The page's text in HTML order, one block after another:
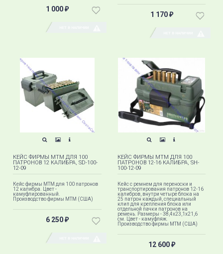
1 000 ₽
1 170 ₽
КЕЙС ФИРМЫ MTM ДЛЯ 100
ПАТРОНОВ 12 КАЛИБРА, SD-100-
12-09
Кейс фирмы MTM для 100 патронов
12 калибра. Цвет -
камуфлированный.
Производство фирмы МТМ (США)
6 250 ₽
КЕЙС ФИРМЫ MTM ДЛЯ 100
ПАТРОНОВ 12-16 КАЛИБРА, SH-
100-12-09
Кейс с ремнем для переноски и
транспортирования патронов 12-16
калибров, внутри четыре блока на
25 патрон каждый, специальный
клип для крепления блока или
отдельной пачки патронов на
ремень. Размеры - 38,4х23,1х21,6
см. Цвет - камуфляж.
Производство фирмы МТМ (США)
12 600 ₽